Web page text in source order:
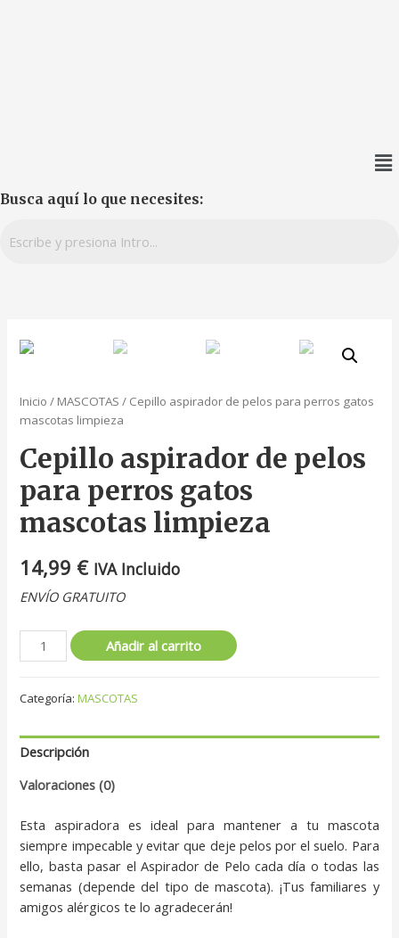
Busca aquí lo que necesites:
Inicio / MASCOTAS / Cepillo aspirador de pelos para perros gatos
mascotas limpieza
Cepillo aspirador de pelos
para perros gatos
mascotas limpieza
14,99 € IVA Incluido
ENVÍO GRATUITO
Añadir al carrito
Categoría:MASCOTAS
Descripción
Valoraciones (0)
Esta aspiradora es ideal para mantener a tu mascota
siempre impecable y evitar que deje pelos por el suelo. Para
ello, basta pasar el Aspirador de Pelo cada día o todas las
semanas (depende del tipo de mascota). ¡Tus familiares y
amigos alérgicos te lo agradecerán!